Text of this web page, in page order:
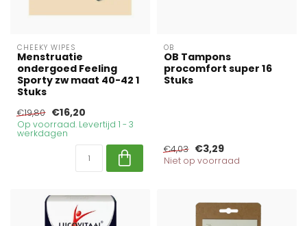
CHEEKY WIPES
Menstruatie
ondergoed Feeling
Sporty zw maat 40-42 1
Stuks
€19,80 €16,20
Op voorraad. Levertijd 1 - 3
werkdagen
OB
OB Tampons
procomfort super 16
Stuks
€4,03 €3,29
Niet op voorraad